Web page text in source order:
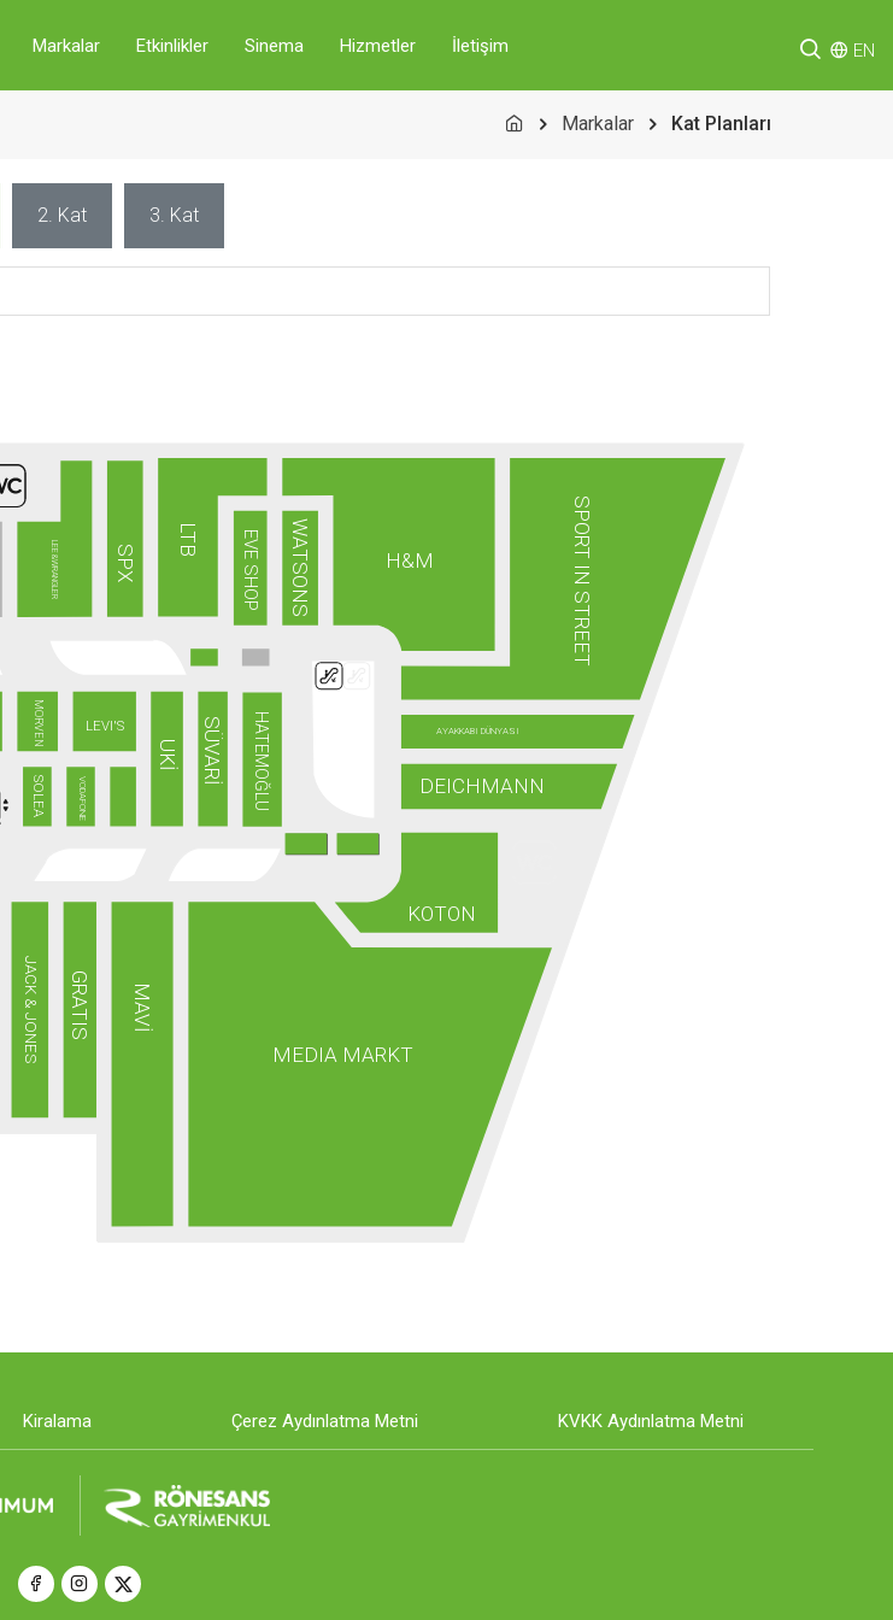
Markalar Etkinlikler Sinema Hizmetler İletişim EN
Markalar Kat Planları
2. Kat 3. Kat
AYAKKABI DÜNYASI
DEICHMANN
EVE SHOP
GRATIS
H&M
HATEMOĞLU
JACK & JONES
LEE&WRANGLER
LEVI'S
SPX
LTB
MAVİ
MEDIA MARKT
MORVEN
SOLEA
SPORT IN STREET
SÜVARİ
UKİ
VODAFONE
WATSONS
KOTON
Kiralama Çerez Aydınlatma Metni KVKK Aydınlatma Metni